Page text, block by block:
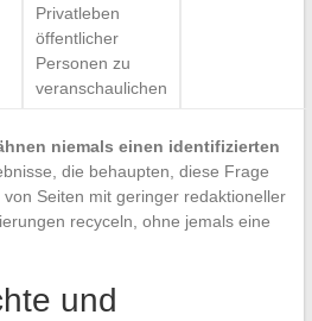
Privatleben
öffentlicher
Personen zu
veranschaulichen
niemals einen identifizierten
die behaupten, diese Frage
Seiten mit geringer redaktioneller
recyceln, ohne jemals eine
und